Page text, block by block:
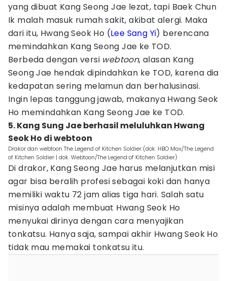
yang dibuat Kang Seong Jae lezat, tapi Baek Chun
Ik malah masuk rumah sakit, akibat alergi. Maka
dari itu, Hwang Seok Ho (Lee Sang Yi) berencana
memindahkan Kang Seong Jae ke TOD.
Berbeda dengan versi webtoon, alasan Kang
Seong Jae hendak dipindahkan ke TOD, karena dia
kedapatan sering melamun dan berhalusinasi.
Ingin lepas tanggung jawab, makanya Hwang Seok
Ho memindahkan Kang Seong Jae ke TOD.
5. Kang Sung Jae berhasil meluluhkan Hwang
Seok Ho di webtoon
Drakor dan webtoon The Legend of Kitchen Soldier (dok. HBO Max/The Legend
of Kitchen Soldier | dok. Webtoon/The Legend of Kitchen Soldier)
Di drakor, Kang Seong Jae harus melanjutkan misi
agar bisa beralih profesi sebagai koki dan hanya
memiliki waktu 72 jam alias tiga hari. Salah satu
misinya adalah membuat Hwang Seok Ho
menyukai dirinya dengan cara menyajikan
tonkatsu. Hanya saja, sampai akhir Hwang Seok Ho
tidak mau memakai tonkatsu itu.